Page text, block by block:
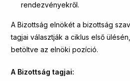
rendezvényekről.
A Bizottság elnökét a bizottság
tagjai választják a ciklus első
betöltve az elnöki pozíció.
A Bizottság tagjai: